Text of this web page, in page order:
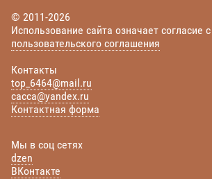
© 2011-2026
Использование сайта означает согласие
пользовательского соглашения
Контакты
top_6464@mail.ru
cacca@yandex.ru
Контактная форма
Мы в соц сетях
dzen
ВКонтакте